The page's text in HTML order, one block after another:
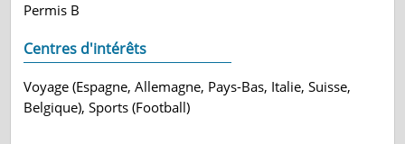
Permis B
Centres d'intérêts
Voyage (Espagne, Allemagne, Pays-Bas, Italie, Suisse,
Belgique), Sports (Football)